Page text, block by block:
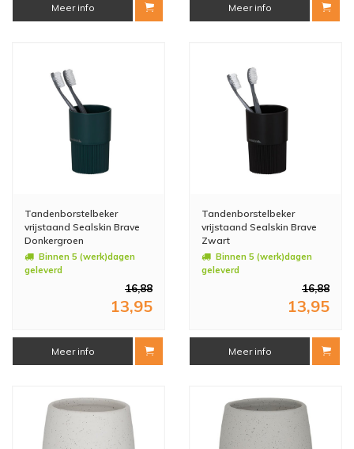
Meer info Meer info
Tandenborstelbeker
vrijstaand Sealskin Brave
Donkergroen
Binnen 5 (werk)dagen
geleverd
16,88
13,95
Meer info
Tandenborstelbeker
vrijstaand Sealskin Brave
Zwart
Binnen 5 (werk)dagen
geleverd
16,88
13,95
Meer info